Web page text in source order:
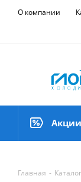
О компании
Акции
Главная - Каталог